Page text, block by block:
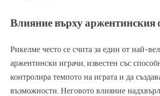
Влияние върху аржентинския
Рикелме често се счита за един от най-
аржентински играчи, известен със
контролира темпото на играта и да
възможности. Неговото влияние